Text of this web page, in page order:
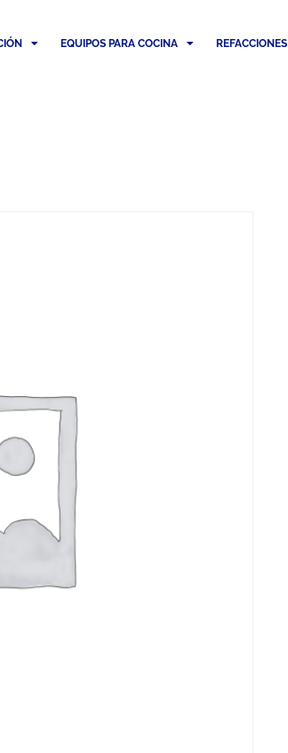
EQUIPOS PARA COCINA REFACCIONES